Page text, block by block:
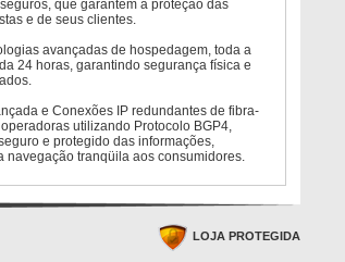
que garantem a proteção das
e de seus clientes.
avançadas de hospedagem, toda a
24 horas, garantindo segurança física e
e Conexões IP redundantes de fibra-
utilizando Protocolo BGP4,
e protegido das informações,
navegação tranqüila aos consumidores.
LOJA PROTEGIDA